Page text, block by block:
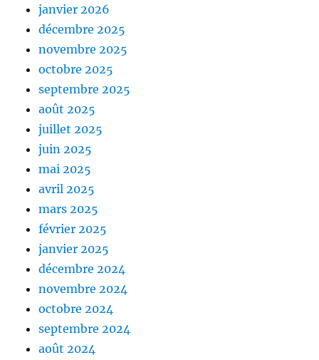
janvier 2026
décembre 2025
novembre 2025
octobre 2025
septembre 2025
août 2025
juillet 2025
juin 2025
mai 2025
avril 2025
mars 2025
février 2025
janvier 2025
décembre 2024
novembre 2024
octobre 2024
septembre 2024
août 2024